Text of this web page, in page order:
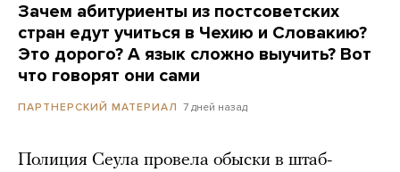
Зачем абитуриенты из постсоветских
стран едут учиться в Чехию и Словакию?
Это дорого? А язык сложно выучить? Вот
что говорят они сами
ПАРТНЕРСКИЙ МАТЕРИАЛ 7 дней назад
Полиция Сеула провела обыски в штаб-